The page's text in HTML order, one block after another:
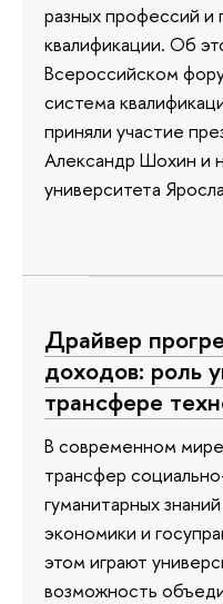
разных профессий
квалификации. Об
Всероссийском
система
приняли участие
Александр Шохин и
университета
Драйвер
доходов: роль
трансфере
В современном
трансфер
гуманитарных
экономики и
этом играют
возможность